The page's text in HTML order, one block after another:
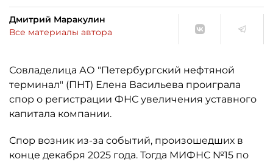
Дмитрий Маракулин
Все материалы автора
Совладелица АО "Петербургский нефтяной
терминал" (ПНТ) Елена Васильева проиграла
спор о регистрации ФНС увеличения уставного
капитала компании.
Спор возник из-за событий, произошедших в
конце декабря 2025 года. Тогда МИФНС №15 по